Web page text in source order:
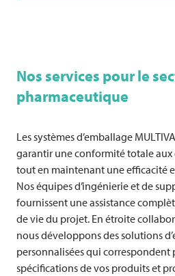
Nos services pour le
pharmaceutique
Les systèmes d’emballage
garantir une conformité totale aux
tout en maintenant une efficacité
Nos équipes d’ingénierie et de
fournissent une assistance
de vie du projet. En étroite
nous développons des solutions
personnalisées qui correspondent
spécifications de vos produits et